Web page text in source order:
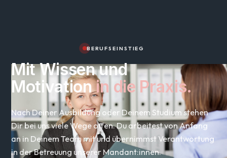
BERUFSEINSTIEG
Mit Wissen und
Motivationin die Praxis.
Nach Deiner Ausbildung oder Deinem Studium stehen
Dir bei uns viele Wege offen. Du arbeitest von Anfang
an in Deinem Team mit und übernimmst Verantwortung
in der Betreuung unserer Mandant:innen.